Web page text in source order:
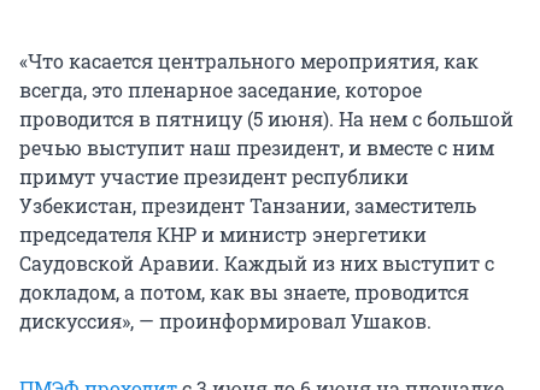
«Что касается центрального мероприятия, как
всегда, это пленарное заседание, которое
проводится в пятницу (5 июня). На нем с большой
речью выступит наш президент, и вместе с ним
примут участие президент республики
Узбекистан, президент Танзании, заместитель
председателя КНР и министр энергетики
Саудовской Аравии. Каждый из них выступит с
докладом, а потом, как вы знаете, проводится
дискуссия», — проинформировал Ушаков.